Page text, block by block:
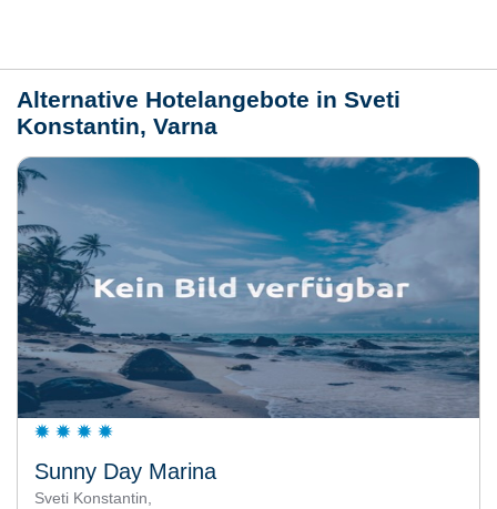
Alternative Hotelangebote in Sveti
Konstantin, Varna
Sunny Day Marina
Sveti Konstantin,